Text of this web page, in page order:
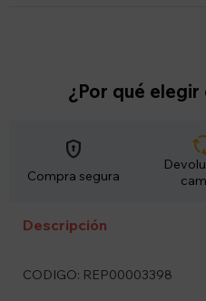
¿Por qué
encrypted
Compra segura
Descripción
CODIGO: REP00003398